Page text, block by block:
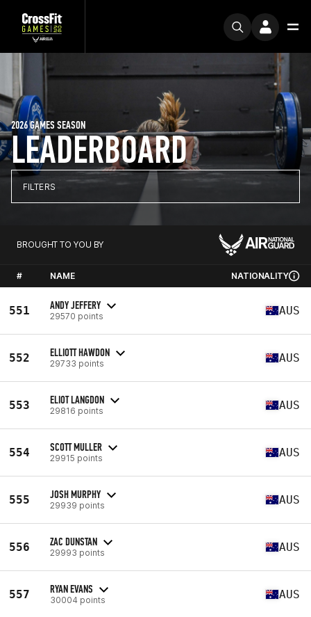
LEADERBOARD
2026 GAMES SEASON
FILTERS
BROUGHT TO YOU BY
# NAME NATIONALITY
551 ANDY JEFFERY
29570 points AUS
552 ELLIOTT HAWDON
29733 points AUS
553 ELIOT LANGDON
29816 points AUS
554 SCOTT MULLER
29915 points AUS
555 JOSH MURPHY
29939 points AUS
556 ZAC DUNSTAN
29993 points AUS
557 RYAN EVANS
30004 points AUS